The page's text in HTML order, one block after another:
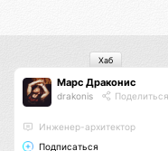
Марс Драконис
drakonis Поделиться
Инженер-архитектор
Подписаться
Хаб